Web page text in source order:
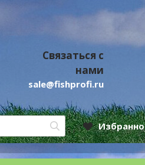
Связаться с
нами
sale@fishprofi.ru